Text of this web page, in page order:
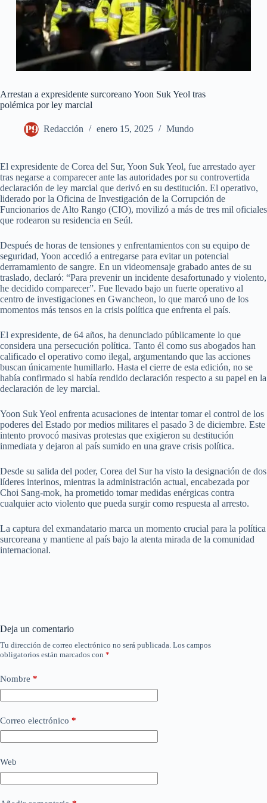
Arrestan a expresidente surcoreano Yoon Suk Yeol tras
polémica por ley marcial
Redacción enero 15, 2025 Mundo
El expresidente de Corea del Sur, Yoon Suk Yeol, fue arrestado ayer
tras negarse a comparecer ante las autoridades por su controvertida
declaración de ley marcial que derivó en su destitución. El operativo,
liderado por la Oficina de Investigación de la Corrupción de
Funcionarios de Alto Rango (CIO), movilizó a más de tres mil oficiales
que rodearon su residencia en Seúl.
Después de horas de tensiones y enfrentamientos con su equipo de
seguridad, Yoon accedió a entregarse para evitar un potencial
derramamiento de sangre. En un videomensaje grabado antes de su
traslado, declaró: “Para prevenir un incidente desafortunado y violento,
he decidido comparecer”. Fue llevado bajo un fuerte operativo al
centro de investigaciones en Gwancheon, lo que marcó uno de los
momentos más tensos en la crisis política que enfrenta el país.
El expresidente, de 64 años, ha denunciado públicamente lo que
considera una persecución política. Tanto él como sus abogados han
calificado el operativo como ilegal, argumentando que las acciones
buscan únicamente humillarlo. Hasta el cierre de esta edición, no se
había confirmado si había rendido declaración respecto a su papel en la
declaración de ley marcial.
Yoon Suk Yeol enfrenta acusaciones de intentar tomar el control de los
poderes del Estado por medios militares el pasado 3 de diciembre. Este
intento provocó masivas protestas que exigieron su destitución
inmediata y dejaron al país sumido en una grave crisis política.
Desde su salida del poder, Corea del Sur ha visto la designación de dos
líderes interinos, mientras la administración actual, encabezada por
Choi Sang-mok, ha prometido tomar medidas enérgicas contra
cualquier acto violento que pueda surgir como respuesta al arresto.
La captura del exmandatario marca un momento crucial para la política
surcoreana y mantiene al país bajo la atenta mirada de la comunidad
internacional.
Deja un comentario
Tu dirección de correo electrónico no será publicada. Los campos
obligatorios están marcados con *
Nombre *
Correo electrónico *
Web